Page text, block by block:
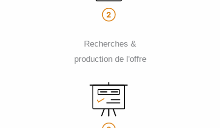
Recherches &
production de l'offre